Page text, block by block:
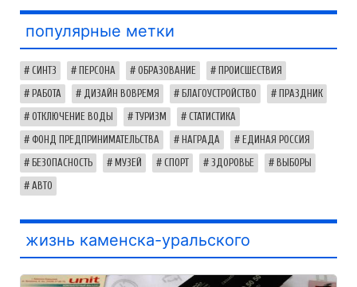
популярные метки
СИНТЗ ПЕРСОНА ОБРАЗОВАНИЕ ПРОИСШЕСТВИЯ
РАБОТА ДИЗАЙН ВОВРЕМЯ БЛАГОУСТРОЙСТВО ПРАЗДНИК
ОТКЛЮЧЕНИЕ ВОДЫ ТУРИЗМ СТАТИСТИКА
ФОНД ПРЕДПРИНИМАТЕЛЬСТВА НАГРАДА ЕДИНАЯ РОССИЯ
БЕЗОПАСНОСТЬ МУЗЕЙ СПОРТ ЗДОРОВЬЕ ВЫБОРЫ
АВТО
жизнь каменска-уральского